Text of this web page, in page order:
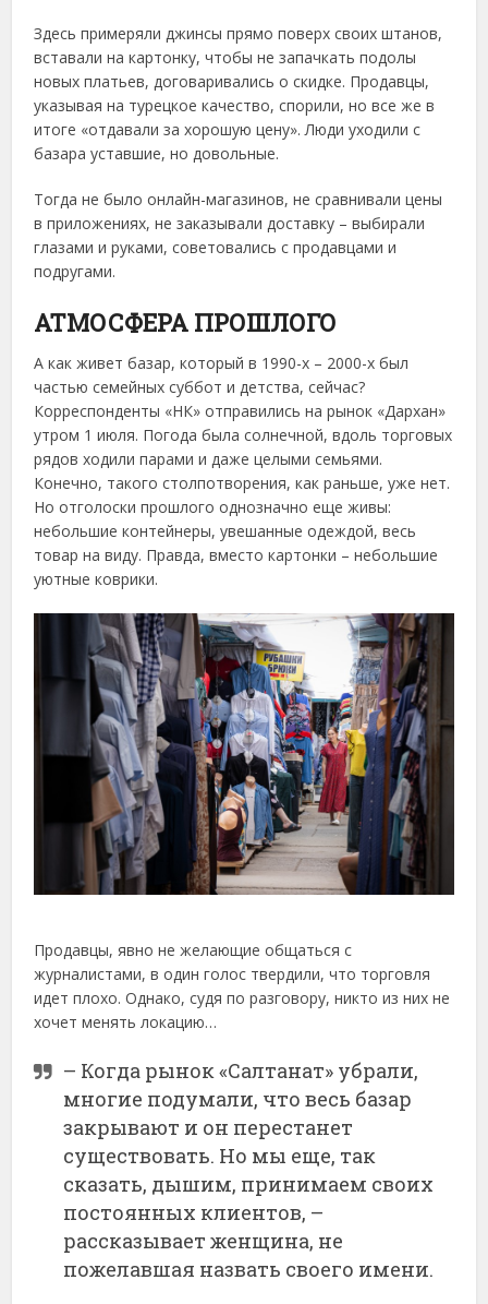
Здесь примеряли джинсы прямо поверх своих штанов,
вставали на картонку, чтобы не запачкать подолы
новых платьев, договаривались о скидке. Продавцы,
указывая на турецкое качество, спорили, но все же в
итоге «отдавали за хорошую цену». Люди уходили с
базара уставшие, но довольные.
Тогда не было онлайн-магазинов, не сравнивали цены
в приложениях, не заказывали доставку – выбирали
глазами и руками, советовались с продавцами и
подругами.
АТМОСФЕРА ПРОШЛОГО
А как живет базар, который в 1990-х – 2000-х был
частью семейных суббот и детства, сейчас?
Корреспонденты «НК» отправились на рынок «Дархан»
утром 1 июля. Погода была солнечной, вдоль торговых
рядов ходили парами и даже целыми семьями.
Конечно, такого столпотворения, как раньше, уже нет.
Но отголоски прошлого однозначно еще живы:
небольшие контейнеры, увешанные одеждой, весь
товар на виду. Правда, вместо картонки – небольшие
уютные коврики.
Продавцы, явно не желающие общаться с
журналистами, в один голос твердили, что торговля
идет плохо. Однако, судя по разговору, никто из них не
хочет менять локацию…
– Когда рынок «Салтанат» убрали,
многие подумали, что весь базар
закрывают и он перестанет
существовать. Но мы еще, так
сказать, дышим, принимаем своих
постоянных клиентов, –
рассказывает женщина, не
пожелавшая назвать своего имени.